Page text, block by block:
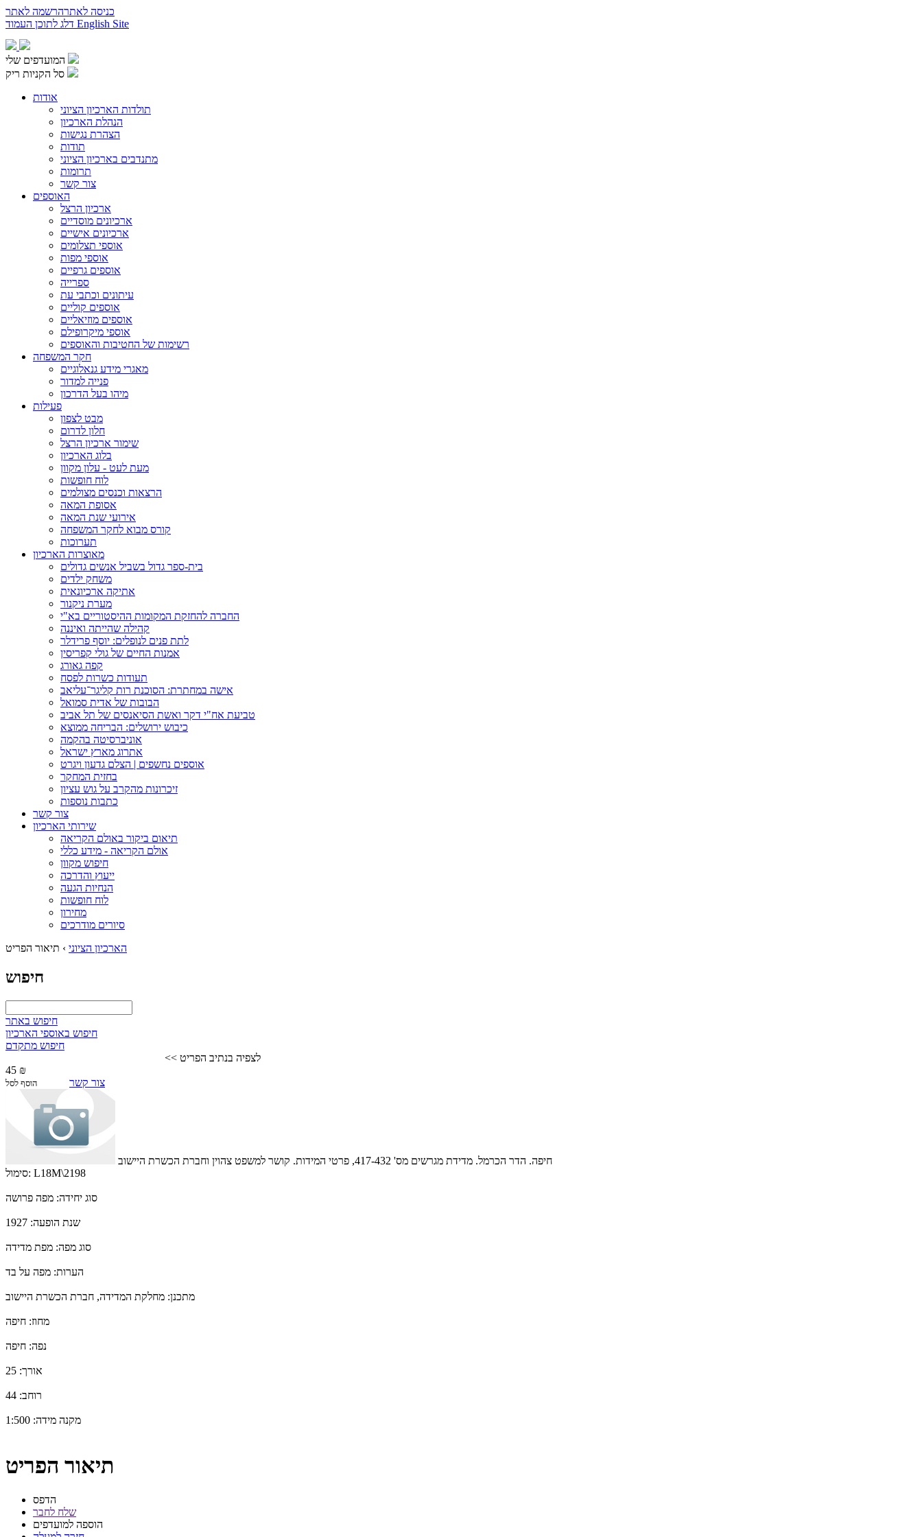
כניסה לאתרהרשמה לאתר
English Site
המועדפים שלי
סל הקניות ריק
אודות
תולדות הארכיון הציוני
הנהלת הארכיון
הצהרת נגישות
תודות
מתנדבים בארכיון הציוני
תרומות
צור קשר
האוספים
ארכיון הרצל
ארכיונים מוסדיים
ארכיונים אישיים
אוספי תצלומים
אוספי מפות
אוספים גרפיים
ספרייה
עיתונים וכתבי עת
אוספים קוליים
אוספים מוזיאליים
אוספי מיקרופילם
רשימות של החטיבות והאוספים
חקר המשפחה
מאגרי מידע גנאלוגיים
פנייה למדור
מיהו בעל הדרכון
פעילות
מבט לצפון
חלון לדרום
שימור ארכיון הרצל
בלוג הארכיון
מעת לעט - עלון מקוון
לוח חופשות
הרצאות וכנסים מצולמים
אסופת המאה
אירועי שנת המאה
קורס מבוא לחקר המשפחה
תערוכות
מאוצרות הארכיון
בית-ספר גדול בשביל אנשים גדולים
משחק ילדים
אתיקה ארכיונאית
מערת ניקנור
החברה להחזקת המקומות ההיסטוריים בא"י
קהילה שהייתה ואיננה
לתת פנים לנופלים: יוסף פרידלר
אמנות החיים של גולי קפריסין
קפה גאורג
תעודות כשרות לפסח
אישה במחתרת: הסוכנת רות קליגר־עליאב
הבובות של אדית סמואל
טביעת אח"י דקר ואשת הסיאנסים של תל אביב
כיבוש ירושלים: הבריחה ממוצא
אוניברסיטה בהקמה
אתרוג מארץ ישראל
אוספים נחשפים | הצלם גדעון ויגרט
בחזית המחקר
זיכרונות מהקרב על גוש עציון
כתבות נוספות
צור קשר
שירותי הארכיון
תיאום ביקור באולם הקריאה
אולם הקריאה - מידע כללי
חיפוש מקוון
ייעוץ והדרכה
הנחיות הגעה
לוח חופשות
מחירון
סיורים מודרכים
הארכיון הציוני › תיאור הפריט
חיפוש
חיפוש באתר
חיפוש באוספי הארכיון
חיפוש מתקדם
לצפיה בנתיב הפריט >>
45 ₪
הוסף לסל צור קשר
חיפה. הדר הכרמל. מדידת מגרשים מס' 417-432, פרטי המידות. קושר למשפט צהוין וחברת הכשרת היישוב
סימול: L18M\2198
סוג יחידה: מפה פרושה
שנת הופעה: 1927
סוג מפה: מפת מדידה
הערות: מפה על בד
מתכנן: מחלקת המדידה, חברת הכשרת היישוב
מחוז: חיפה
נפה: חיפה
אורך: 25
רוחב: 44
מקנה מידה: 1:500
תיאור הפריט
הדפס
שלח לחבר
הוספה למועדפים